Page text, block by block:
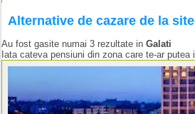
Alternative de cazare de la
Au fost gasite numai 3 rezultate in Galati
Iata cateva pensiuni din zona care te-ar putea